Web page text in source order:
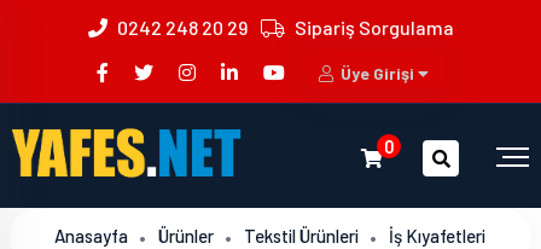
0242 248 20 29 Sipariş Sorgulama
Üye Girişi
0
Anasayfa Ürünler Tekstil Ürünleri İş Kıyafetleri